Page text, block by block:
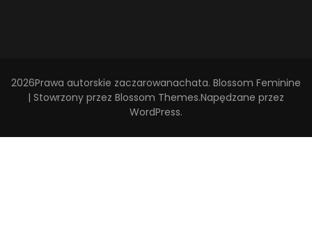
2026Prawa autorskie zaczarowanachata. Blossom Feminine
| Stowrzony przez Blossom Themes.Napędzane przez
WordPress.